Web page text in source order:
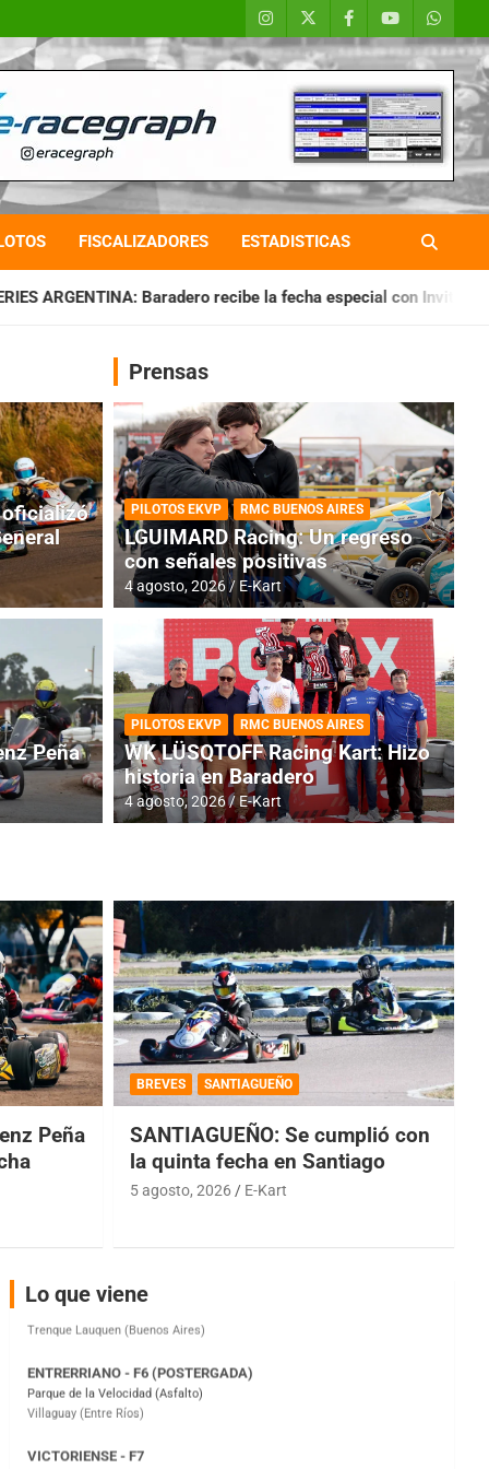
FISCALIZADORES ESTADISTICAS
recibe la fecha especial con Invitados CHAQUEÑO
RMC BUENOS AIRES
Cerró una jornada
oficializó
Peña
Prensas
PILOTOS EKVP RMC BUENOS AIRES
LGUIMARD Racing: Un regreso
con señales positivas
4 agosto, 2026 E-Kart
PILOTOS EKVP RMC BUENOS AIRES
WK LÜSQTOFF Racing Kart: Hizo
historia en Baradero
4 agosto, 2026 E-Kart
Peña
BREVES SANTIAGUEÑO
SANTIAGUEÑO: Se cumplió con
la quinta fecha en Santiago
5 agosto, 2026 E-Kart
Lo que viene
COBERTURA ESPECIAL DE E-KART.COM.AR
08/09-AGO
IAME SERIES ARGENTINA 6
Baradero (Buenos Aires)
Ciudad de Trenque Lauquen (Asfalto)
Parque de la Velocidad (Asfalto)
Villaguay (Entre Ríos)
El Cerro (Tierra)
Victoria (Entre Ríos)
Moto Club Reginense (Tierra)